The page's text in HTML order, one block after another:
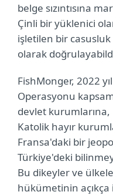
belge sızıntısına
Çinli bir yüklenici
işletilen bir casusluk
olarak
FishMonger, 2022
Operasyonu
devlet
Katolik hayır
Fransa'daki bir
Türkiye'deki
Bu dikeyler ve
hükümetinin